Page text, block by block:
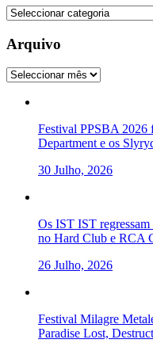
Categorias
Arquivo
Arquivo
Festival PPSBA 2026
Department e os
30 Julho, 2026
Os IST IST
no Hard Club e RCA
26 Julho, 2026
Festival Milagre
Paradise Lost,